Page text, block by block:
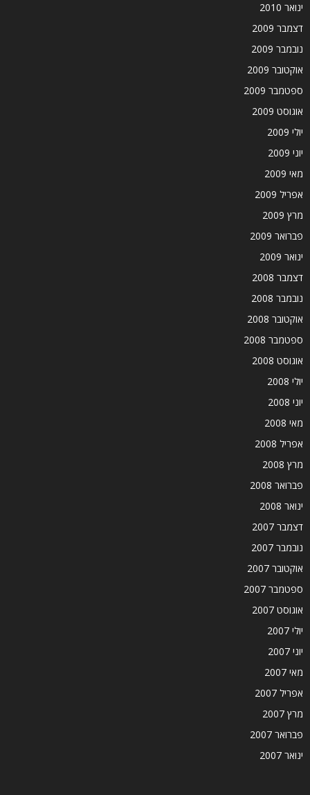
ינואר 2010
דצמבר 2009
נובמבר 2009
אוקטובר 2009
ספטמבר 2009
אוגוסט 2009
יולי 2009
יוני 2009
מאי 2009
אפריל 2009
מרץ 2009
פברואר 2009
ינואר 2009
דצמבר 2008
נובמבר 2008
אוקטובר 2008
ספטמבר 2008
אוגוסט 2008
יולי 2008
יוני 2008
מאי 2008
אפריל 2008
מרץ 2008
פברואר 2008
ינואר 2008
דצמבר 2007
נובמבר 2007
אוקטובר 2007
ספטמבר 2007
אוגוסט 2007
יולי 2007
יוני 2007
מאי 2007
אפריל 2007
מרץ 2007
פברואר 2007
ינואר 2007